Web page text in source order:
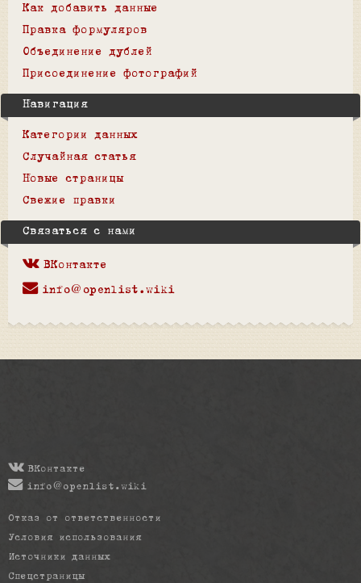
Как добавить данные
Правка формуляров
Объединение дублей
Присоединение фотографий
Навигация
Категории данных
Случайная статья
Новые страницы
Свежие правки
Связаться с нами
ВКонтакте
info@openlist.wiki
ВКонтакте
info@openlist.wiki
Отказ от ответственности
Условия использования
Источники данных
Спецстраницы